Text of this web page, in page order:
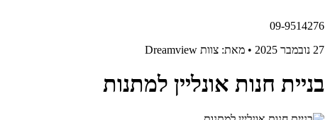
09-9514276
27 נובמבר 2025 • מאת: צוות Dreamview
בניית חנות אונליין למתנות